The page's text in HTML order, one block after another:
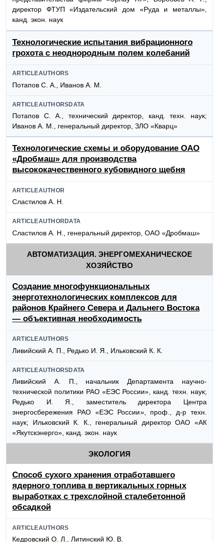
директор ФТУП «Издательский дом «Руда и металлы»,
канд. экон. наук
Технологические испытания вибрационного
грохота с неоднородным полем колебаний
ARTICLEAUTHORS
Потапов С. А., Иванов А. М.
ARTICLEAUTHORSDATA
Потапов С. А., технический директор, канд. техн. наук;
Иванов А. М., генеральный директор, ЗЛО «Кварц»
Технологические схемы и оборудование ОАО
«Дробмаш» для производства
высококачественного кубовидного щебня
ARTICLEAUTHOR
Сластилов А. Н.
ARTICLEAUTHORDATA
Сластилов А. Н., генеральный директор, ОАО «Дробмаш»
АВТОМАТИЗАЦИЯ. ЭНЕРГОМЕХАНИЧЕСКОЕ
ХОЗЯЙСТВО
Создание многофункциональных
энерготехнологических комплексов для
районов Крайнего Севера и Дальнего Востока
— объективная необходимость
ARTICLEAUTHORS
Ливийский А. П., Редько И. Я., Ильковский К. К.
ARTICLEAUTHORSDATA
Ливийский А. П., начальник Департамента научно-
технической политики РАО «ЕЭС России», канд. техн. наук;
Редько И. Я., заместитель директора Центра
энергосбережения РАО «ЕЭС России», проф., д-р техн.
наук; Ильковский К. К., генеральный директор ОАО «АК
«Якутскэнерго», канд. экон. наук
ЭКОЛОГИЯ
Способ сухого хранения отработавшего
ядерного топлива в вертикальных горных
выработках с трехслойной сталебетонной
обсадкой
ARTICLEAUTHORS
Кедровский О. Л., Литинский Ю. В.